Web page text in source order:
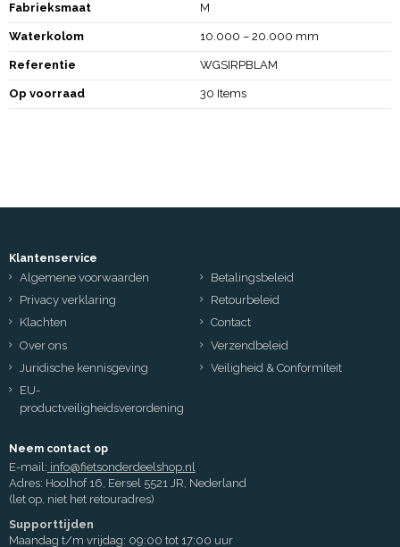
Fabrieksmaat M
Waterkolom 10.000 – 20.000 mm
Referentie WGSIRPBLAM
Op voorraad 30 Items
Klantenservice
Algemene voorwaarden
Betalingsbeleid
Privacy verklaring
Retourbeleid
Klachten
Contact
Over ons
Verzendbeleid
Juridische kennisgeving
Veiligheid & Conformiteit
EU-
productveiligheidsverordening
Neem contact op
E-mail: info@fietsonderdeelshop.nl
Adres: Hoolhof 16, Eersel 5521 JR, Nederland
(let op, niet het retouradres)
Supporttijden
Maandag t/m vrijdag: 09:00 tot 17:00 uur